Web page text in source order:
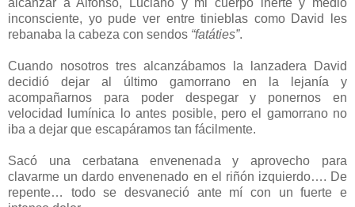
inconsciente, yo pude ver entre tinieblas como David les
rebanaba la cabeza con sendos “fatáties”.
Cuando nosotros tres alcanzábamos la lanzadera David
decidió dejar al último gamorrano en la lejanía y
acompañarnos para poder despegar y ponernos en
velocidad lumínica lo antes posible, pero el gamorrano no
iba a dejar que escapáramos tan fácilmente.
Sacó una cerbatana envenenada y aprovecho para
clavarme un dardo envenenado en el riñón izquierdo…. De
repente… todo se desvaneció ante mí con un fuerte e